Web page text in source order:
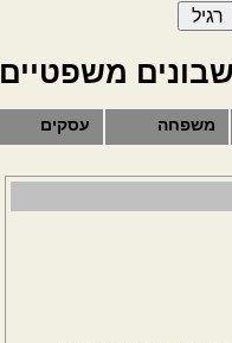
משפטיים
משפחה עסקים